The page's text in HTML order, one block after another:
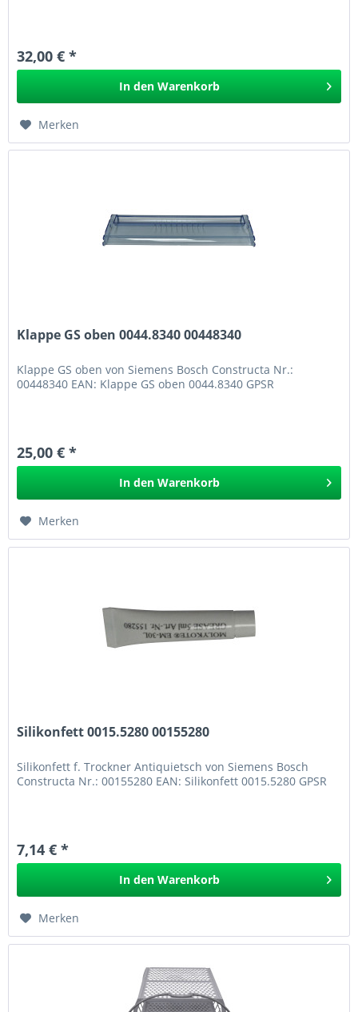
32,00 € *
In den Warenkorb
Merken
Klappe GS oben 0044.8340 00448340
Klappe GS oben von Siemens Bosch Constructa Nr.:
00448340 EAN: Klappe GS oben 0044.8340 GPSR
25,00 € *
In den Warenkorb
Merken
Silikonfett 0015.5280 00155280
Silikonfett f. Trockner Antiquietsch von Siemens Bosch
Constructa Nr.: 00155280 EAN: Silikonfett 0015.5280 GPSR
7,14 € *
In den Warenkorb
Merken